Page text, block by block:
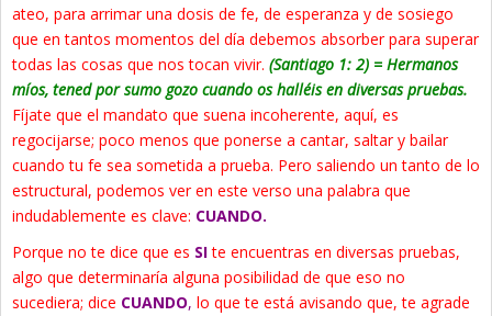
ateo, para arrimar una dosis de fe, de esperanza y de sosiego
que en tantos momentos del día debemos absorber para superar
todas las cosas que nos tocan vivir. (Santiago 1: 2) = Hermanos
míos, tened por sumo gozo cuando os halléis en diversas pruebas.
Fíjate que el mandato que suena incoherente, aquí, es
regocijarse; poco menos que ponerse a cantar, saltar y bailar
cuando tu fe sea sometida a prueba. Pero saliendo un tanto de lo
estructural, podemos ver en este verso una palabra que
indudablemente es clave: CUANDO.
Porque no te dice que es SIte encuentras en diversas pruebas,
algo que determinaría alguna posibilidad de que eso no
sucediera; dice CUANDO, lo que te está avisando que, te agrade